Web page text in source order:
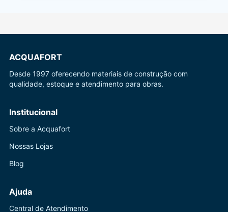
ACQUAFORT
Desde 1997 oferecendo materiais de construção com
qualidade, estoque e atendimento para obras.
Institucional
Sobre a Acquafort
Nossas Lojas
Blog
Ajuda
Central de Atendimento